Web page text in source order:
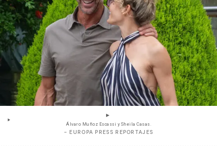
Álvaro Muñoz Escassi y Sheila Casas.
- EUROPA PRESS REPORTAJES